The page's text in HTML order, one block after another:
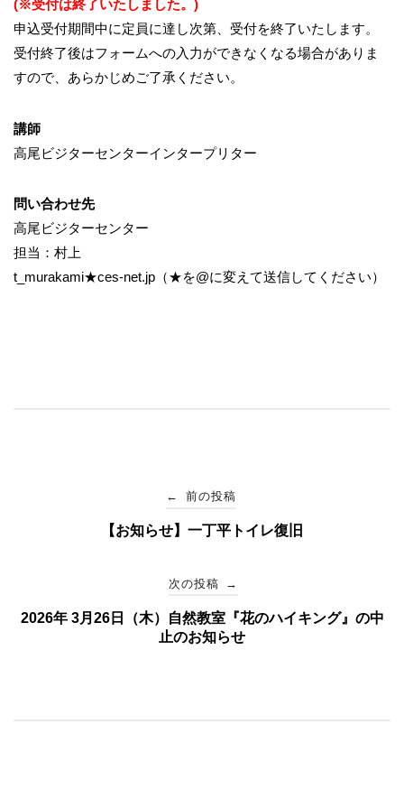
(※受付は終了いたしました。)
申込受付期間中に定員に達し次第、受付を終了いたします。
受付終了後はフォームへの入力ができなくなる場合がありま
すので、あらかじめご了承ください。
講師
高尾ビジターセンターインタープリター
問い合わせ先
高尾ビジターセンター
担当：村上
t_murakami★ces-net.jp（★を@に変えて送信してください）
ビ
← 前の投稿
【お知らせ】一丁平トイレ復旧
次の投稿 →
2026年 3月26日（木）自然教室『花のハイキング』の中
止のお知らせ